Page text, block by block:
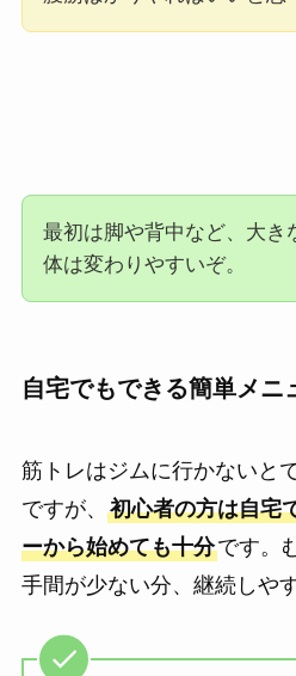
最初は脚や背中など、大き
体は変わりやすいぞ。
自宅でもできる簡単メニ
筋トレはジムに行かないと
ですが、 初心者の方は自宅
ーから始めても十分です。
手間が少ない分、継続しや